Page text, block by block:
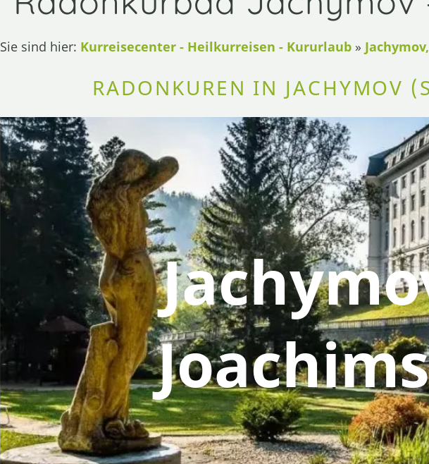
Sie sind hier: Kurreisecenter - Heilkurreisen - Kururlaub»
RADONKUREN IN JACHYMOV